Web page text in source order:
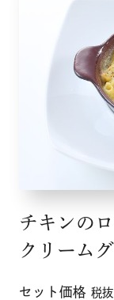
チキンの
クリーム
セット価格 税抜